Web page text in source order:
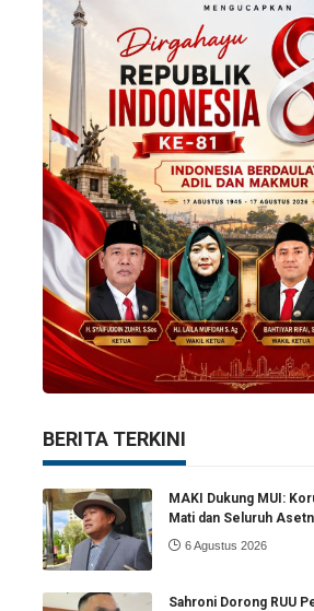
BERITA TERKINI
MAKI Dukung MUI:
Mati dan Seluruh
6 Agustus 2026
Sahroni Dorong RUU